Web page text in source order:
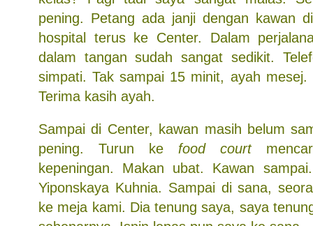
pening. Petang ada janji dengan kawan
hospital terus ke Center. Dalam
dalam tangan sudah sangat sedikit.
simpati. Tak sampai 15 minit, ayah
Terima kasih ayah.
Sampai di Center, kawan masih belum
pening. Turun ke food court
kepeningan. Makan ubat. Kawan
Yiponskaya Kuhnia. Sampai di sana,
ke meja kami. Dia tenung saya, saya